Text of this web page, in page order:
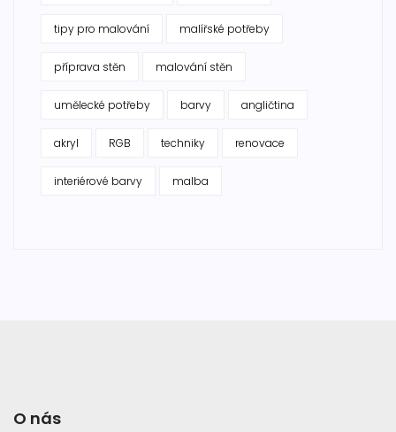
tipy pro malování malířské potřeby
příprava stěn malování stěn
umělecké potřeby barvy angličtina
akryl RGB techniky renovace
interiérové barvy malba
O nás